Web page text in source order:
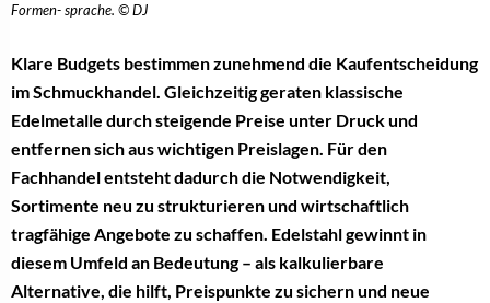
Formen- sprache. © DJ
Klare Budgets bestimmen zunehmend die Kaufentscheidung
im Schmuckhandel. Gleichzeitig geraten klassische
Edelmetalle durch steigende Preise unter Druck und
entfernen sich aus wichtigen Preislagen. Für den
Fachhandel entsteht dadurch die Notwendigkeit,
Sortimente neu zu strukturieren und wirtschaftlich
tragfähige Angebote zu schaffen. Edelstahl gewinnt in
diesem Umfeld an Bedeutung – als kalkulierbare
Alternative, die hilft, Preispunkte zu sichern und neue